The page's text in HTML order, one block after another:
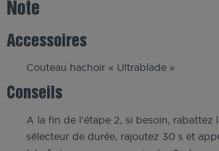
Note
Accessoires
Couteau hachoir « Ultrablade »
Conseils
A la fin de l'étape 2, si besoin, rabattez
sélecteur de durée, rajoutez 30 s et